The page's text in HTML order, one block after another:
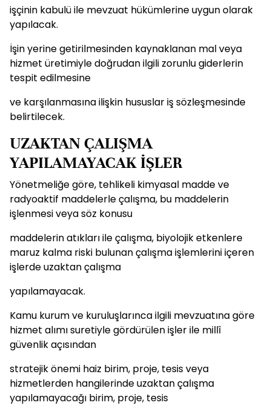
işçinin kabulü ile mevzuat hükümlerine uygun olarak
yapılacak.
İşin yerine getirilmesinden kaynaklanan mal veya
hizmet üretimiyle doğrudan ilgili zorunlu giderlerin
tespit edilmesine
ve karşılanmasına ilişkin hususlar iş sözleşmesinde
belirtilecek.
UZAKTAN ÇALIŞMA
YAPILAMAYACAK İŞLER
Yönetmeliğe göre, tehlikeli kimyasal madde ve
radyoaktif maddelerle çalışma, bu maddelerin
işlenmesi veya söz konusu
maddelerin atıkları ile çalışma, biyolojik etkenlere
maruz kalma riski bulunan çalışma işlemlerini içeren
işlerde uzaktan çalışma
yapılamayacak.
Kamu kurum ve kuruluşlarınca ilgili mevzuatına göre
hizmet alımı suretiyle gördürülen işler ile millî
güvenlik açısından
stratejik önemi haiz birim, proje, tesis veya
hizmetlerden hangilerinde uzaktan çalışma
yapılamayacağı birim, proje, tesis